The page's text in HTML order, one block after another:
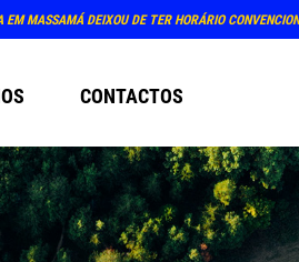
MASSAMÁ DEIXOU DE TER HORÁRIO
CONTACTOS